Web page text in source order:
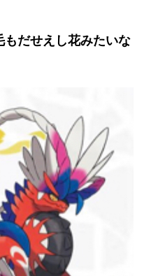
だせえし花みたいな